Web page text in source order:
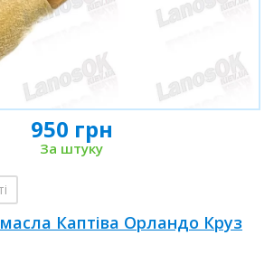
950 грн
За штуку
Каптіва Орландо Круз